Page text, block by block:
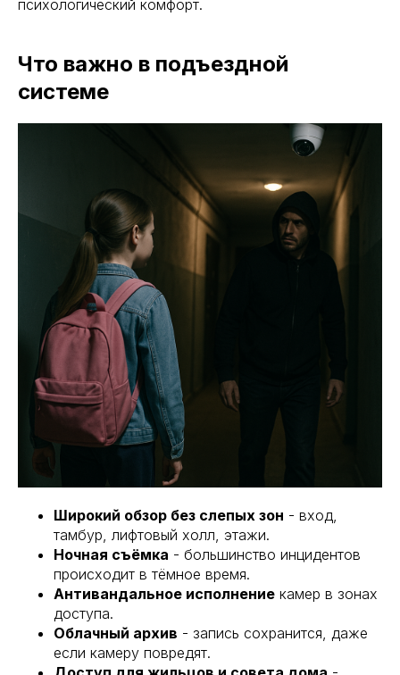
психологический комфорт.
Что важно в подъездной
системе
Широкий обзор без слепых зон - вход,
тамбур, лифтовый холл, этажи.
Ночная съёмка - большинство инцидентов
происходит в тёмное время.
Антивандальное исполнение камер в зонах
доступа.
Облачный архив - запись сохранится, даже
если камеру повредят.